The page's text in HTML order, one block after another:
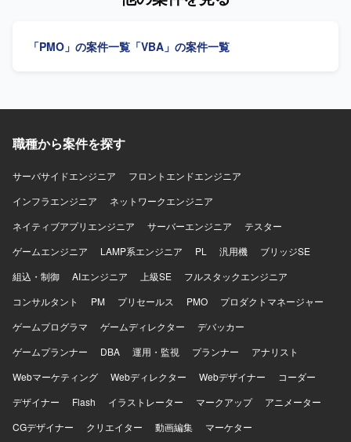
Oracle（PL/SQL）を使用します。
「PMO」の案件一覧 「VBA」の案件一覧
職種から案件を探す
サーバサイドエンジニア
フロントエンドエンジニア
インフラエンジニア
ネットワークエンジニア
ネイティブアプリエンジニア
サーバーエンジニア
テスター
ゲームエンジニア
LAMP系エンジニア PL 汎用機
ブリッジSE
組込・制御
AIエンジニア 上級SE
フルスタックエンジニア
コンサルタント
PM プリセールス PMO
プロダクトマネージャー
ゲームプログラマ
ゲームディレクター
デバッカー
ゲームプランナー
DBA 運用・監視 プランナー
アナリスト
Webマーケティング
Webディレクター Webデザイナー
コーダー
デザイナー
Flash イラストレーター マークアップ
アニメーター
CGデザイナー
クリエイター 動画編集
マーケター